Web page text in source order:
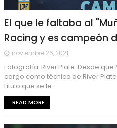
El que le faltaba al
Racing y es campeón
noviembre 26, 2021
Fotografía: River Plate Desde
cargo como técnico de River
título que se le...
READ MORE